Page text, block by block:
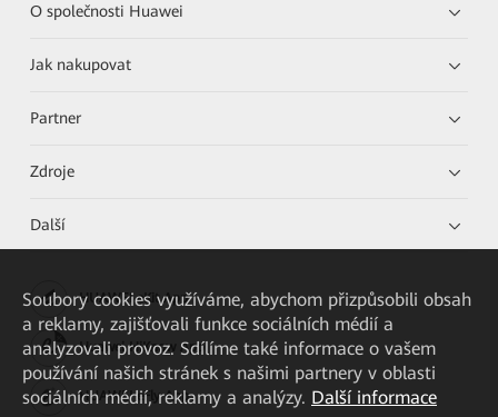
O společnosti Huawei
Jak nakupovat
Partner
Zdroje
Další
HUAWEI eKit App
Huawei HiKnow App
HUAWEI eFly App
Soubory cookies využíváme, abychom přizpůsobili obsah
a reklamy, zajišťovali funkce sociálních médií a
analyzovali provoz. Sdílíme také informace o vašem
používání našich stránek s našimi partnery v oblasti
sociálních médií, reklamy a analýzy. Další informace